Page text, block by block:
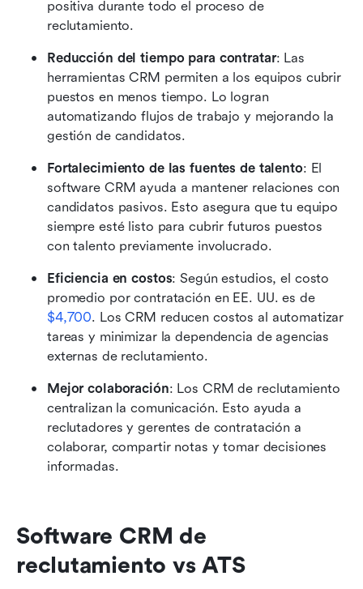
positiva durante todo el proceso de
reclutamiento.
Reducción del tiempo para contratar: Las
herramientas CRM permiten a los equipos cubrir
puestos en menos tiempo. Lo logran
automatizando flujos de trabajo y mejorando la
gestión de candidatos.
Fortalecimiento de las fuentes de talento: El
software CRM ayuda a mantener relaciones con
candidatos pasivos. Esto asegura que tu equipo
siempre esté listo para cubrir futuros puestos
con talento previamente involucrado.
Eficiencia en costos: Según estudios, el costo
promedio por contratación en EE. UU. es de
$4,700. Los CRM reducen costos al automatizar
tareas y minimizar la dependencia de agencias
externas de reclutamiento.
Mejor colaboración: Los CRM de reclutamiento
centralizan la comunicación. Esto ayuda a
reclutadores y gerentes de contratación a
colaborar, compartir notas y tomar decisiones
informadas.
Software CRM de
reclutamiento vs ATS